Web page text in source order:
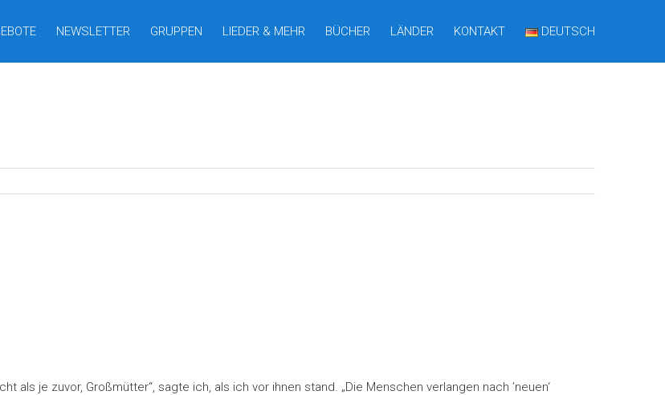
NEWSLETTER GRUPPEN LIEDER & MEHR BÜCHER LÄNDER KONTAKT DEUTSCH
als je zuvor, Großmütter“, sagte ich, als ich vor ihnen stand. „Die Menschen verlangen nach ’neuen‘